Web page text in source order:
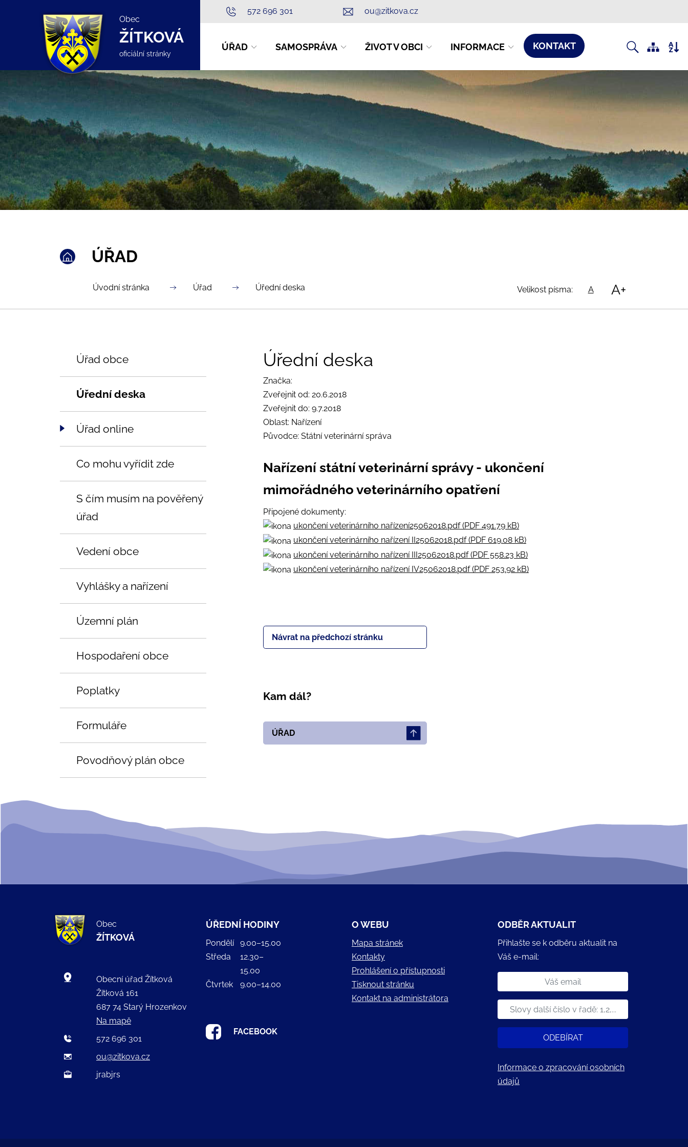
Obec
ŽÍTKOVÁ
oficiální stránky
572 696 301 ou@zitkova.cz
ÚŘAD SAMOSPRÁVA ŽIVOT V OBCI INFORMACE KONTAKT
ÚŘAD
Úvodní stránka Úřad Úřední deska Velikost písma: A A+
Úřední deska
Značka:
Zveřejnit od: 20.6.2018
Zveřejnit do: 9.7.2018
Oblast: Nařízení
Původce: Státní veterinární správa
Nařízení státní veterinární správy - ukončení
mimořádného veterinárního opatření
Připojené dokumenty:
ukončení veterinárního nařízení25062018.pdf (PDF 491.79 kB)
ukončení veterinárního nařízení II25062018.pdf (PDF 619.08 kB)
ukončení veterinárního nařízení III25062018.pdf (PDF 558.23 kB)
ukončení veterinárního nařízení IV25062018.pdf (PDF 253.92 kB)
Návrat na předchozí stránku
Kam dál?
ÚŘAD
Úřad obce
Úřední deska
Úřad online
Co mohu vyřídit zde
S čím musím na pověřený
úřad
Vedení obce
Vyhlášky a nařízení
Územní plán
Hospodaření obce
Poplatky
Formuláře
Povodňový plán obce
Obec
ŽÍTKOVÁ
Obecní úřad Žítková
Žítková 161
687 74 Starý Hrozenkov
Na mapě
572 696 301
ou@zitkova.cz
jrabjrs
ÚŘEDNÍ HODINY
Pondělí
9.00–15.00
Středa
12.30–
15.00
Čtvrtek
9.00–14.00
FACEBOOK
O WEBU
Mapa stránek
Kontakty
Prohlášení o přístupnosti
Tisknout stránku
Kontakt na administrátora
ODBĚR AKTUALIT
Přihlašte se k odběru aktualit na
Váš e-mail:
ODEBÍRAT
Informace o zpracování osobních
údajů